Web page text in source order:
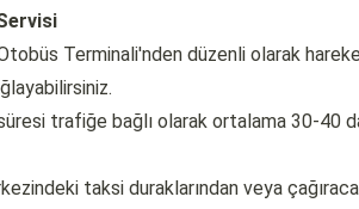
Terminali'nden düzenli olarak
trafiğe bağlı olarak ortalama 30-40
taksi duraklarından veya